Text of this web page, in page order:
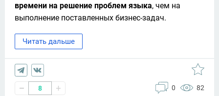
времени на решение проблем языка, чем на
выполнение поставленных бизнес-задач.
Читать дальше
8 0 82